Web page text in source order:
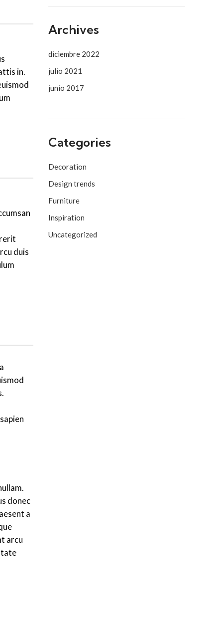
in.
duis
donec
a
arcu
Archives
diciembre 2022
julio 2021
junio 2017
Categories
Decoration
Design trends
Furniture
Inspiration
Uncategorized